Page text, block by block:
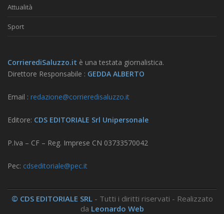
Attualità
Sport
CorrierediSaluzzo.it è una testata giornalistica.
Direttore Responsabile : GEDDA ALBERTO
Email : redazione@corrieredisaluzzo.it
Editore: CDS EDITORIALE Srl Unipersonale
P.Iva – CF – Reg. Imprese CN 03733570042
Pec: cdseditoriale@pec.it
© CDS EDITORIALE SRL - Tutti i diritti riservati - Realizzato
da Leonardo Web